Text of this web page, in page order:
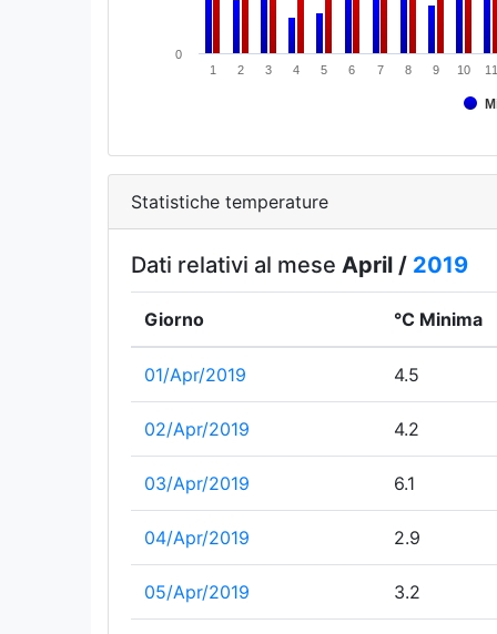
1 2 3 4 5 6 7 8 9 10 11
0
Statistiche temperature
Dati relativi al mese April / 2019
Giorno °C Minima
01/Apr/2019 4.5
02/Apr/2019 4.2
03/Apr/2019 6.1
04/Apr/2019 2.9
05/Apr/2019 3.2